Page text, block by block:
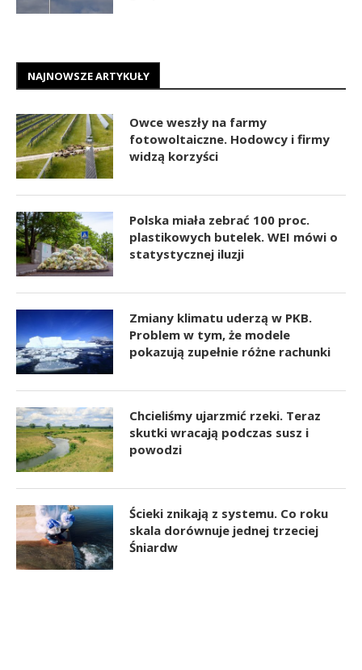
NAJNOWSZE ARTYKUŁY
Owce weszły na farmy
fotowoltaiczne. Hodowcy i firmy
widzą korzyści
Polska miała zebrać 100 proc.
plastikowych butelek. WEI mówi o
statystycznej iluzji
Zmiany klimatu uderzą w PKB.
Problem w tym, że modele
pokazują zupełnie różne rachunki
Chcieliśmy ujarzmić rzeki. Teraz
skutki wracają podczas susz i
powodzi
Ścieki znikają z systemu. Co roku
skala dorównuje jednej trzeciej
Śniardw